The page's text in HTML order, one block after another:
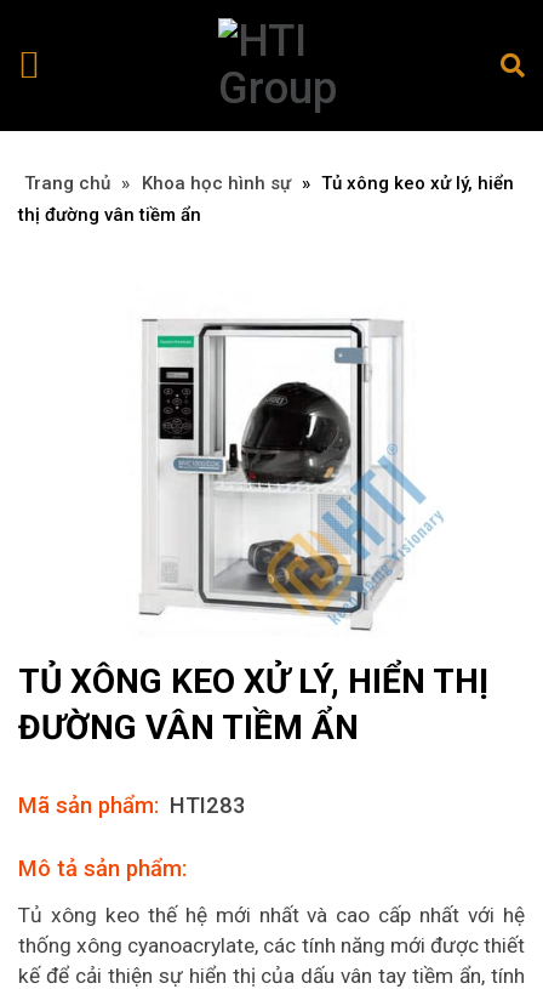
Trang chủ » »Khoa học hình sự » Tủ xông keo xử lý, hiển
thị đường vân tiềm ẩn
TỦ XÔNG KEO XỬ LÝ, HIỂN THỊ
ĐƯỜNG VÂN TIỀM ẨN
Mã sản phẩm: HTI283
Mô tả sản phẩm:
Tủ xông keo thế hệ mới nhất và cao cấp nhất với hệ
thống xông cyanoacrylate, các tính năng mới được thiết
kế để cải thiện sự hiển thị của dấu vân tay tiềm ẩn, tính